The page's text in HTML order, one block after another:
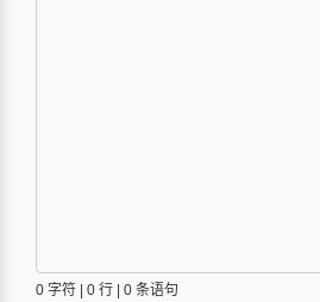
0 字符 | 0 行 | 0 条语句